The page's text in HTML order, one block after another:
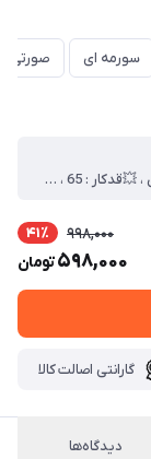
سورمه ای صورتی
💥تیشرت باکسی چاپی ، 💥کد : #80308 ، 💥سایز : فیری ، 💥قدکار : 65 ، 💥 عرض سینه 60 ، 💥جنس : سوپر پنبه ، 🎯کیفیت دوخت و تن خور عالی
998,000 41٪
598,000تومان
گارانتی اصالت کالا
دیدگاه‌ها